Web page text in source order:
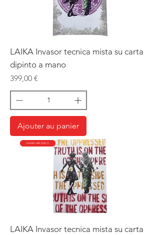
LAIKA Invasor tecnica mista su carta
dipinto a mano
Prix
399,00 €
Ajouter au panier
ESEMPLARE UNICO
LAIKA Invasor tecnica mista su carta